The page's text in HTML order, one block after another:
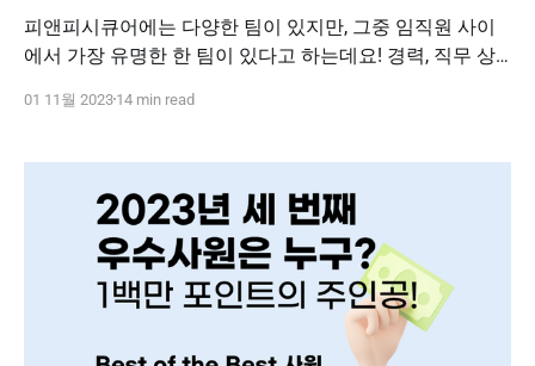
피앤피시큐어에는 다양한 팀이 있지만, 그중 임직원 사이
에서 가장 유명한 한 팀이 있다고 하는데요! 경력, 직무 상
다는 그 팀 !✨ 바로 신규 입사자의 OJT 교육을 담당하는
육지원파트의 하루는 어떤지🤓 * 우리가 모르는 또 다른 업
무는 무엇이 있는지🧐 * 어떤 매력을
01 11월 2023 14 min read